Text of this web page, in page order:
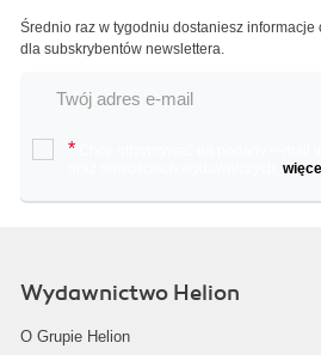
Średnio raz w tygodniu dostaniesz
dla subskrybentów newslettera.
*
Wydawnictwo Helion
O Grupie Helion